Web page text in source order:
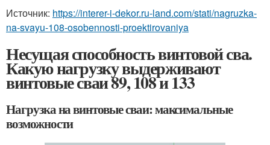
Источник: https://interer-i-dekor.ru-land.com/stati/nagruzka-
na-svayu-108-osobennosti-proektirovaniya
Несущая способность винтовой сва.
Какую нагрузку выдерживают
винтовые сваи 89, 108 и 133
Нагрузка на винтовые сваи: максимальные
возможности